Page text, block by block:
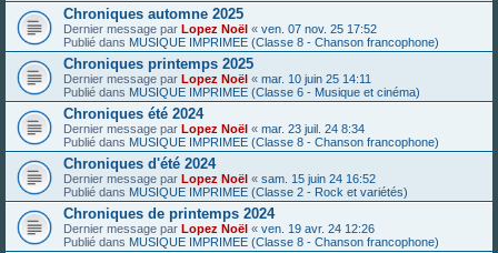
Chroniques automne 2025
Dernier message par Lopez Noël « ven. 07 nov. 25 17:52
Publié dans MUSIQUE IMPRIMEE (Classe 8 - Chanson francophone)
Chroniques printemps 2025
Dernier message par Lopez Noël « mar. 10 juin 25 14:11
Publié dans MUSIQUE IMPRIMEE (Classe 6 - Musique et cinéma)
Chroniques été 2024
Dernier message par Lopez Noël « mar. 23 juil. 24 8:34
Publié dans MUSIQUE IMPRIMEE (Classe 8 - Chanson francophone)
Chroniques d'été 2024
Dernier message par Lopez Noël « sam. 15 juin 24 16:52
Publié dans MUSIQUE IMPRIMEE (Classe 2 - Rock et variétés)
Chroniques de printemps 2024
Dernier message par Lopez Noël « ven. 19 avr. 24 12:26
Publié dans MUSIQUE IMPRIMEE (Classe 8 - Chanson francophone)